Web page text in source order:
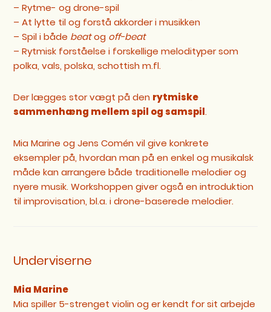
– Rytme- og drone-spil
– At lytte til og forstå akkorder i musikken
– Spil i både beatog off-beat
– Rytmisk forståelse i forskellige melodityper som
polka, vals, polska, schottish m.fl.
Der lægges stor vægt på den rytmiske
sammenhæng mellem spil og samspil.
Mia Marine og Jens Comén vil give konkrete
eksempler på, hvordan man på en enkel og musikalsk
måde kan arrangere både traditionelle melodier og
nyere musik. Workshoppen giver også en introduktion
til improvisation, bl.a. i drone-baserede melodier.
Underviserne
Mia Marine
Mia spiller 5-strenget violin og er kendt for sit arbejde